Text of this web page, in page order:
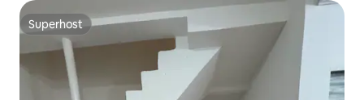
Superhost
Superhost